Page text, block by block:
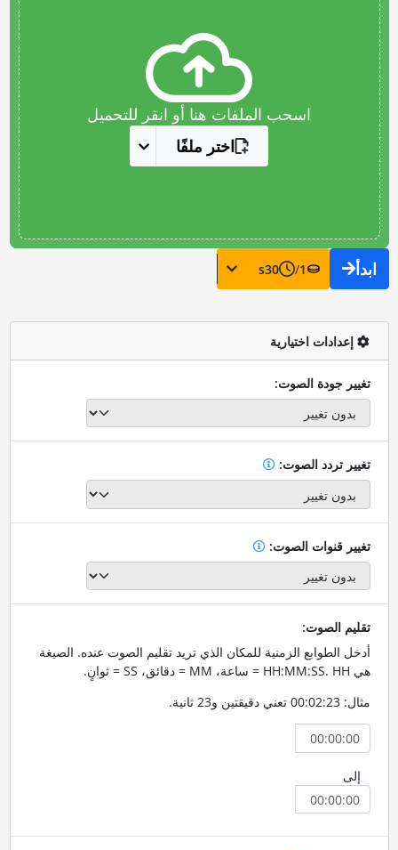
اسحب الملفات هنا أو انقر للتحميل
اختر ملفًا
ابدأ 1
/
30
s
إعدادات اختيارية
تغيير جودة الصوت:
تغيير تردد الصوت:
تغيير قنوات الصوت:
تقليم الصوت:
أدخل الطوابع الزمنية للمكان الذي تريد تقليم الصوت عنده. الصيغة
هي HH:MM:SS. HH = ساعة، MM = دقائق، SS = ثوانٍ.
مثال: 00:02:23 تعني دقيقتين و23 ثانية.
إلى